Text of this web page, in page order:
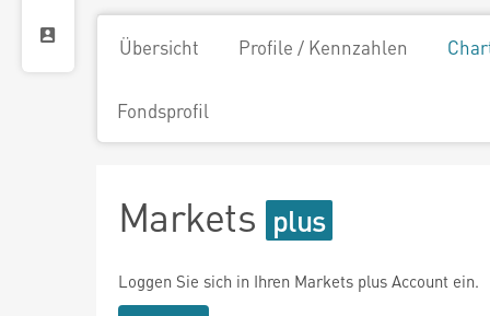
Übersicht Profile / Kennzahlen
Fondsprofil
Markets
Loggen Sie sich in Ihren Markets plus Account ein.